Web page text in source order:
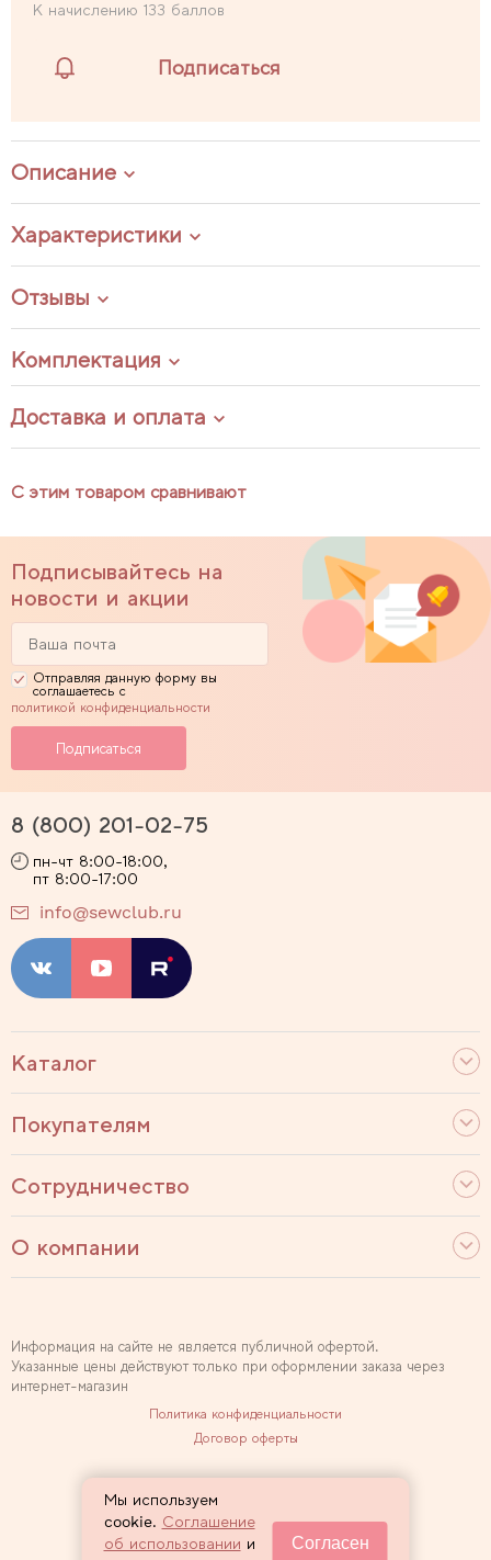
К начислению 133 баллов
Подписаться
Описание
Характеристики
Отзывы
Комплектация
Доставка и оплата
С этим товаром сравнивают
Подписывайтесь на
новости и акции
Отправляя данную форму вы
соглашаетесь с
политикой конфиденциальности
Каталог
Покупателям
Сотрудничество
О компании
8 (800) 201-02-75
пн-чт 8:00-18:00,
пт 8:00-17:00
info@sewclub.ru
2007 — 2026 Sewclub
Информация на сайте не является публичной офертой.
Указанные цены действуют только при оформлении заказа через
интернет-магазин
Политика конфиденциальности
Договор оферты
Мы используем
cookie. Соглашение
об использовании и
Согласен